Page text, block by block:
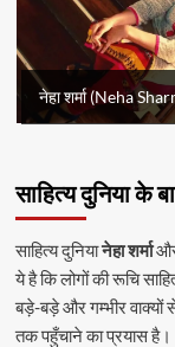
नेहा शर्मा (Neha
साहित्य दुनिया के
साहित्य दुनियानेहा शर्मा
ये है कि लोगों की रूचि
बड़े-बड़े और गम्भीर
तक पहुँचाने का प्रयास है।